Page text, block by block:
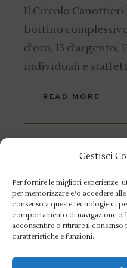
Gestisci
Per fornire le migliori esperienze,
per memorizzare e/o accedere
consenso a queste tecnologie ci
comportamento di navigazione o
acconsentire o ritirare il consenso
caratteristiche e funzioni.
Il Circolo
bottino
d’oro, 13
individuali e
READ MORE
regata
Formia